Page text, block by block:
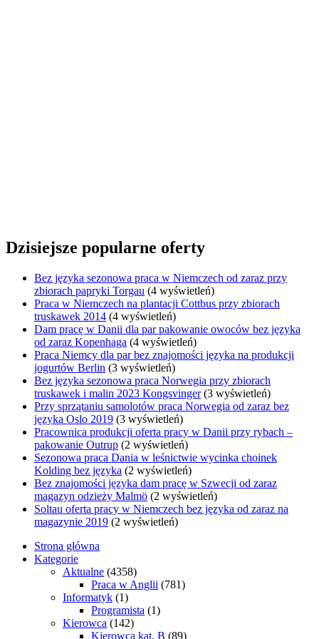
Dzisiejsze popularne oferty
Bez języka sezonowa praca w Niemczech od zaraz przy
zbiorach papryki Torgau (4 wyświetleń)
Praca w Niemczech na plantacji Cottbus przy zbiorach
truskawek 2014 (4 wyświetleń)
Dam pracę w Danii dla par pakowanie owoców bez języka
od zaraz Kopenhaga (4 wyświetleń)
Praca Niemcy dla par bez znajomości języka na produkcji
jogurtów Berlin (3 wyświetleń)
Bez języka sezonowa praca Norwegia przy zbiorach
truskawek i malin 2023 Kongsvinger(3 wyświetleń)
Przy sprzątaniu samolotów praca Norwegia od zaraz bez
języka Oslo 2019 (3 wyświetleń)
Pracownica produkcji oferta pracy w Danii przy rybach –
pakowanie Outrup (2 wyświetleń)
Sezonowa praca Dania w leśnictwie wycinka choinek
Kolding bez języka (2 wyświetleń)
Bez znajomości języka dam pracę w Szwecji od zaraz
magazyn odzieży Malmö (2 wyświetleń)
Soltau oferta pracy w Niemczech bez języka od zaraz na
magazynie 2019 (2 wyświetleń)
Strona główna
Kategorie
Aktualne (4358)
Praca w Anglii (781)
Informatyk (1)
Programista (1)
Kierowca (142)
Kierowca kat. B (89)